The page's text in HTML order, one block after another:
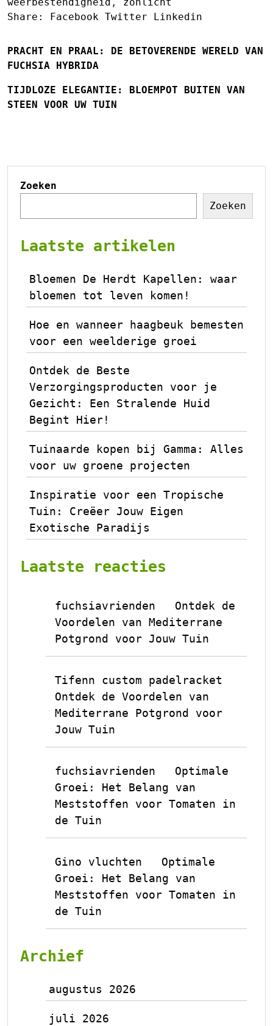
Share:
Facebook Twitter Linkedin
PRACHT EN PRAAL: DE BETOVERENDE WERELD VAN
FUCHSIA HYBRIDA
TIJDLOZE ELEGANTIE: BLOEMPOT BUITEN VAN
STEEN VOOR UW TUIN
Zoeken
Zoeken
Laatste artikelen
Bloemen De Herdt Kapellen: waar
bloemen tot leven komen!
Hoe en wanneer haagbeuk bemesten
voor een weelderige groei
Ontdek de Beste
Verzorgingsproducten voor je
Gezicht: Een Stralende Huid
Begint Hier!
Tuinaarde kopen bij Gamma: Alles
voor uw groene projecten
Inspiratie voor een Tropische
Tuin: Creëer Jouw Eigen
Exotische Paradijs
Laatste reacties
fuchsiavrienden
Ontdek de
Voordelen van Mediterrane
Potgrond voor Jouw Tuin
Tifenn custom padelracket
Ontdek de Voordelen van
Mediterrane Potgrond voor
Jouw Tuin
fuchsiavrienden
Optimale
Groei: Het Belang van
Meststoffen voor Tomaten in
de Tuin
Gino vluchten
Optimale
Groei: Het Belang van
Meststoffen voor Tomaten in
de Tuin
Archief
augustus 2026
juli 2026